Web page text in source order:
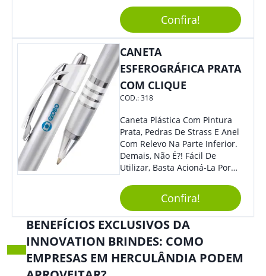
Confira!
CANETA
ESFEROGRÁFICA PRATA
COM CLIQUE
COD.:318
Caneta Plástica Com Pintura
Prata, Pedras De Strass E Anel
Com Relevo Na Parte Inferior.
Demais, Não É?! Fácil De
Utilizar, Basta Acioná-La Por
Confira!
BENEFÍCIOS EXCLUSIVOS DA
INNOVATION BRINDES: COMO
EMPRESAS EM HERCULÂNDIA PODEM